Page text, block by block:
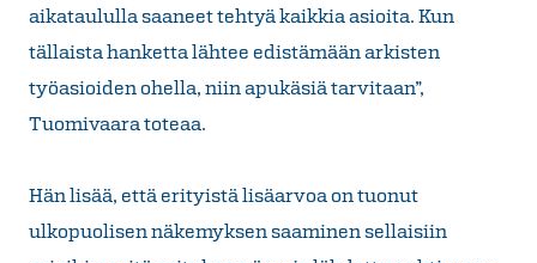
aikataululla saaneet tehtyä kaikkia asioita. Kun
tällaista hanketta lähtee edistämään arkisten
työasioiden ohella, niin apukäsiä tarvitaan”,
Tuomivaara toteaa.
Hän lisää, että erityistä lisäarvoa on tuonut
ulkopuolisen näkemyksen saaminen sellaisiin